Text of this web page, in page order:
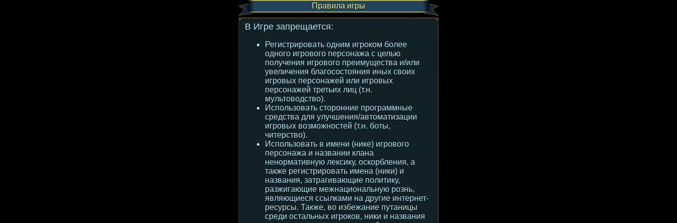
Правила игры
В Игре запрещается:
Регистрировать одним игроком более
одного игрового персонажа с целью
получения игрового преимущества и/или
увеличения благосостояния иных своих
игровых персонажей или игровых
персонажей третьих лиц (т.н.
мультоводство).
Использовать сторонние программные
средства для улучшения/автоматизации
игровых возможностей (т.н. боты,
читерство).
Использовать в имени (нике) игрового
персонажа и названии клана
ненормативную лексику, оскорбления, а
также регистрировать имена (ники) и
названия, затрагивающие политику,
разжигающие межнациональную рознь,
являющиеся ссылками на другие интернет-
ресурсы. Также, во избежание путаницы
среди остальных игроков, ники и названия